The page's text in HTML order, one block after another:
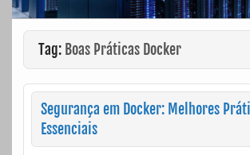
Tag: Boas Práticas Docker
Segurança em Docker: Melhores
Essenciais